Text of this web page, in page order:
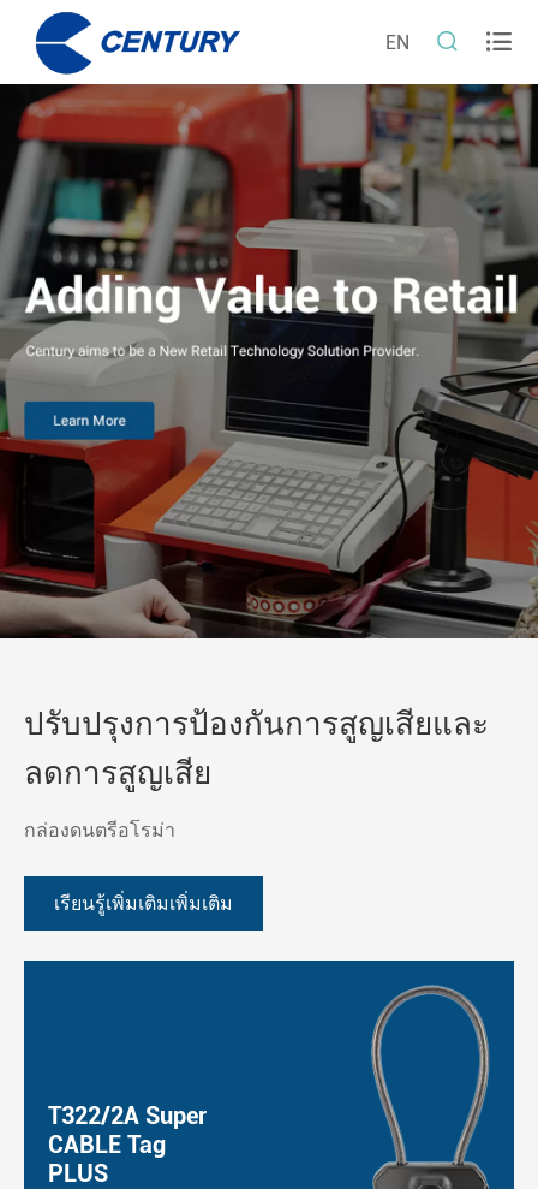
EN  
ปรับปรุงการป้องกันการสูญเสียและ
ลดการสูญเสีย
กล่องดนตรีอโรม่า
เรียนรู้เพิ่มเติมเพิ่มเติม
T322/2A Super
CABLE Tag
PLUS